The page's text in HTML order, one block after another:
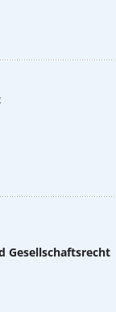
Gesellschaftsrecht